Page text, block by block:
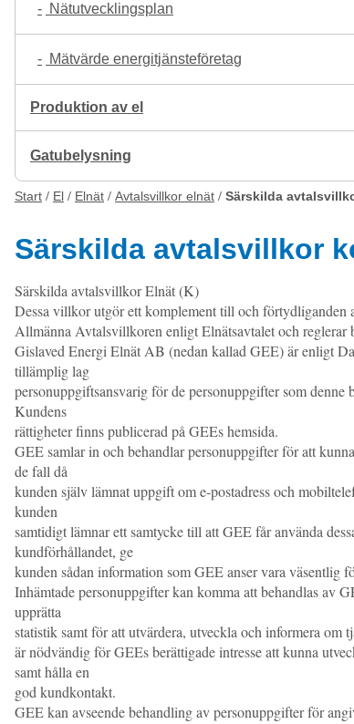
Nätutvecklingsplan
Mätvärde energitjänsteföretag
Produktion av el
Gatubelysning
Start El Elnät Avtalsvillkor elnät Särskilda
Särskilda avtalsvillkor
Särskilda avtalsvillkor Elnät (K)
Dessa villkor utgör ett komplement till och förtydliganden
Allmänna Avtalsvillkoren enligt Elnätsavtalet och reglerar
Gislaved Energi Elnät AB (nedan kallad GEE) är enligt
tillämplig lag
personuppgiftsansvarig för de personuppgifter som
Kundens
rättigheter finns publicerad på GEEs hemsida.
GEE samlar in och behandlar personuppgifter för att
de fall då
kunden själv lämnat uppgift om e-postadress och
kunden
samtidigt lämnar ett samtycke till att GEE får använda
kundförhållandet, ge
kunden sådan information som GEE anser vara väsentlig
Inhämtade personuppgifter kan komma att behandlas av
upprätta
statistik samt för att utvärdera, utveckla och informera om
är nödvändig för GEEs berättigade intresse att kunna
samt hålla en
god kundkontakt.
GEE kan avseende behandling av personuppgifter för